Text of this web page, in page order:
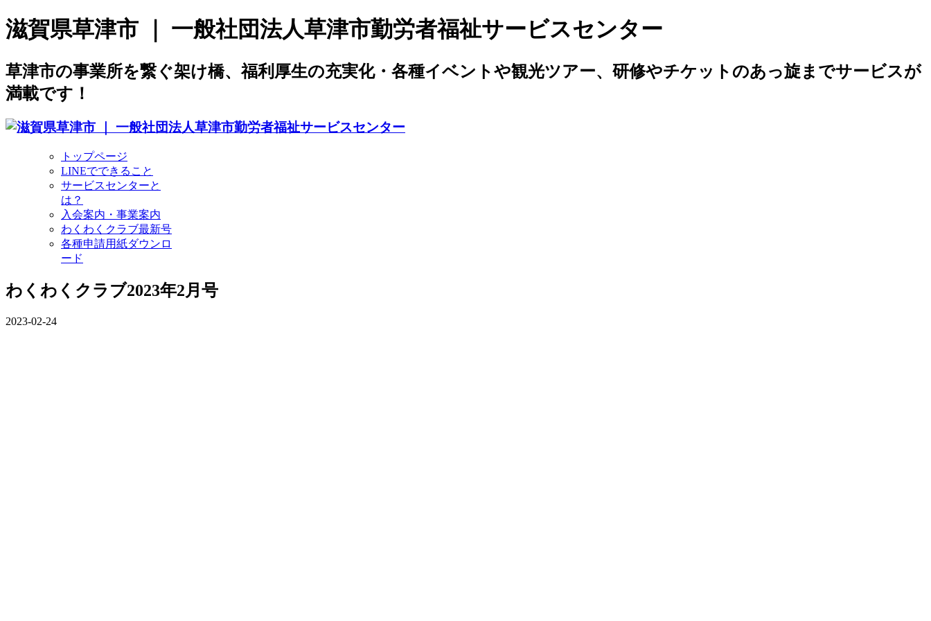
滋賀県草津市 ｜ 一般社団法人草津市勤労者福祉サービスセンター
草津市の事業所を繋ぐ架け橋、福利厚生の充実化・各種イベントや観光ツアー、研修やチケットのあっ旋までサービスが
満載です！
トップページ
LINEでできること
サービスセンターと
は？
入会案内・事業案内
わくわくクラブ最新号
各種申請用紙ダウンロ
ード
わくわくクラブ2023年2月号
2023-02-24